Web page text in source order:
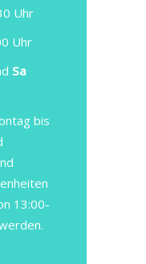
Uhr
Uhr
Sa
bis
13:00-